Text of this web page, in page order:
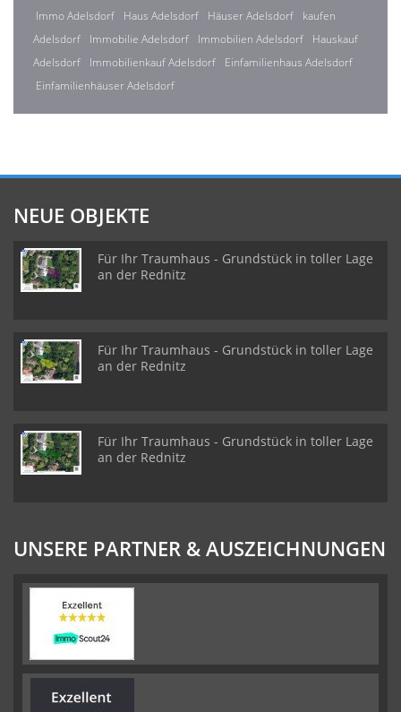
Immo Adelsdorf Haus Adelsdorf Häuser Adelsdorf
kaufen
Adelsdorf
Immobilie Adelsdorf Immobilien Adelsdorf
Hauskauf
Adelsdorf
Immobilienkauf Adelsdorf
Einfamilienhaus Adelsdorf
Einfamilienhäuser Adelsdorf
NEUE OBJEKTE
Für Ihr Traumhaus - Grundstück in toller Lage
an der Rednitz
Für Ihr Traumhaus - Grundstück in toller Lage
an der Rednitz
Für Ihr Traumhaus - Grundstück in toller Lage
an der Rednitz
UNSERE PARTNER & AUSZEICHNUNGEN